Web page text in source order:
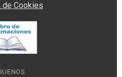
de Cookies